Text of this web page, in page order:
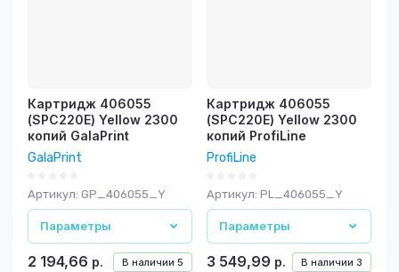
Картридж 406055
(SPC220E) Yellow 2300
копий GalaPrint
GalaPrint
Артикул: GP_406055_Y
Параметры
В наличии 5
2 194,66 р.
Картридж 406055
(SPC220E) Yellow 2300
копий ProfiLine
ProfiLine
Артикул: PL_406055_Y
Параметры
В наличии 3
3 549,99 р.